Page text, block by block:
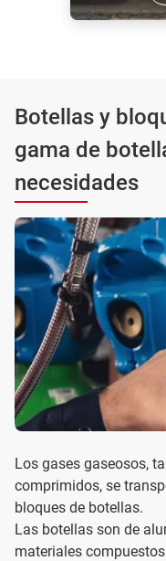
Botellas y
gama de
necesidades
Los gases gaseosos,
comprimidos, se
bloques de botellas.
Las botellas son de
materiales